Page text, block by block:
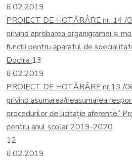
6.02.2019
PROIECT DE HOTĂRÂRE nr. 14 /
privind aprobarea organigramei şi
funcţii pentru aparatul de
Dochia 13
6.02.2019
PROIECT DE HOTĂRÂRE nr.13 /
privind asumarea/neasumarea
procedurilor de licitație aferente”
pentru anul școlar 2019-2020
12
6.02.2019